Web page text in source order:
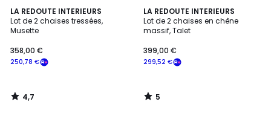
LA REDOUTE INTERIEURS
Lot de 2 chaises tressées,
Musette
250,78 €
358,00 €
4,7
/ 5
4,7
/
LA REDOUTE INTERIEURS
Lot de 2 chaises en chêne
massif, Talet
299,52 €
399,00 €
5
/
5
5
/